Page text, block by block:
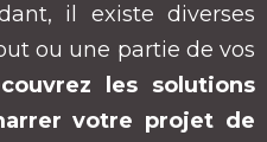
il existe diverses
ou une partie de vos
les solutions
votre projet de